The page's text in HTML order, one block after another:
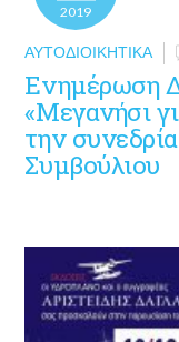
2019
ΑΥΤΟΔΙΟΙΚΗΤΙΚΆ
Ενημέρωση
«Μεγανήσι
την
Συμβούλιου